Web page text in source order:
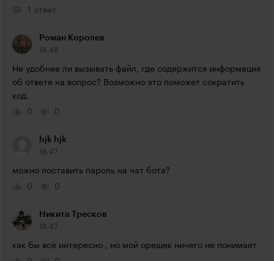
1 ответ
Роман Королев
18:48
Не удобнее ли вызывать файл, где содержится информация
об ответе на вопрос? Возможно это поможет сократить
код.
0
0
hjk hjk
18:47
можно поставить пароль на чат бота?
0
0
Никита Тресков
18:47
как бы всё интересно , но мой орешек ничего не понимает